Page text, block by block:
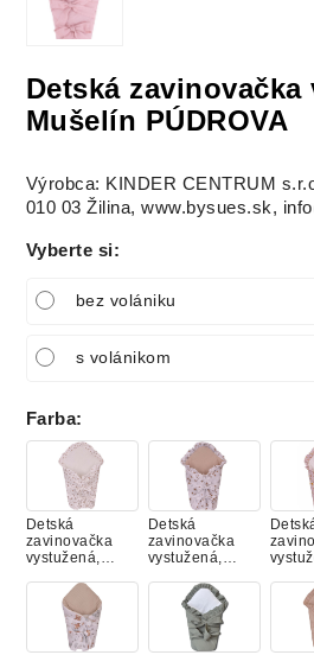
Detská zavinovačka
Mušelín PÚDROVA
Výrobca: KINDER CENTRUM
010 03 Žilina, www.bysues.sk,
Vyberte si:
bez volániku
s volánikom
Farba:
Detská
zavinovačka
vystužená,
RUŽIČKY
Detská
zavinovačka
vystužená,
KÁČATKO